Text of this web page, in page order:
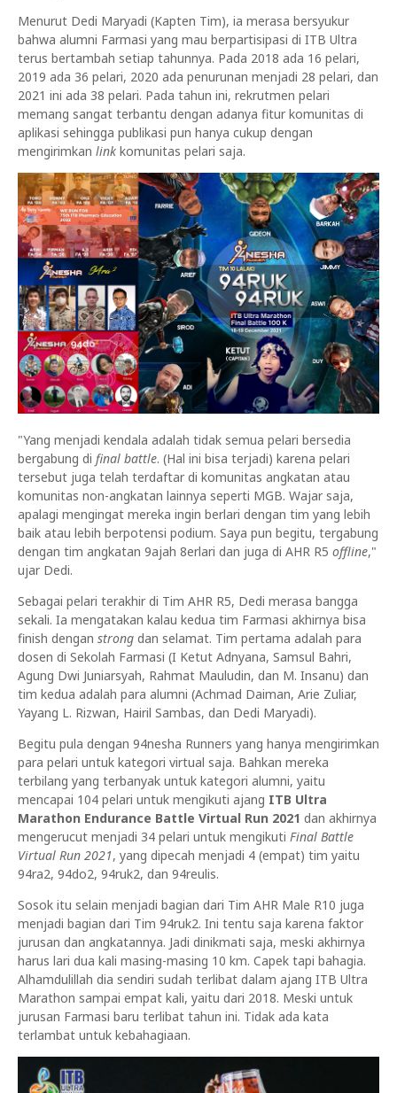
Menurut Dedi Maryadi (Kapten Tim), ia merasa bersyukur
bahwa alumni Farmasi yang mau berpartisipasi di ITB Ultra
terus bertambah setiap tahunnya. Pada 2018 ada 16 pelari,
2019 ada 36 pelari, 2020 ada penurunan menjadi 28 pelari, dan
2021 ini ada 38 pelari. Pada tahun ini, rekrutmen pelari
memang sangat terbantu dengan adanya fitur komunitas di
aplikasi sehingga publikasi pun hanya cukup dengan
mengirimkan link komunitas pelari saja.
"Yang menjadi kendala adalah tidak semua pelari bersedia
bergabung di final battle. (Hal ini bisa terjadi) karena pelari
tersebut juga telah terdaftar di komunitas angkatan atau
komunitas non-angkatan lainnya seperti MGB. Wajar saja,
apalagi mengingat mereka ingin berlari dengan tim yang lebih
baik atau lebih berpotensi podium. Saya pun begitu, tergabung
dengan tim angkatan 9ajah 8erlari dan juga di AHR R5 offline,"
ujar Dedi.
Sebagai pelari terakhir di Tim AHR R5, Dedi merasa bangga
sekali. Ia mengatakan kalau kedua tim Farmasi akhirnya bisa
finish dengan strong dan selamat. Tim pertama adalah para
dosen di Sekolah Farmasi (I Ketut Adnyana, Samsul Bahri,
Agung Dwi Juniarsyah, Rahmat Mauludin, dan M. Insanu) dan
tim kedua adalah para alumni (Achmad Daiman, Arie Zuliar,
Yayang L. Rizwan, Hairil Sambas, dan Dedi Maryadi).
Begitu pula dengan 94nesha Runners yang hanya mengirimkan
para pelari untuk kategori virtual saja. Bahkan mereka
terbilang yang terbanyak untuk kategori alumni, yaitu
mencapai 104 pelari untuk mengikuti ajang ITB Ultra
Marathon Endurance Battle Virtual Run 2021 dan akhirnya
mengerucut menjadi 34 pelari untuk mengikuti Final Battle
Virtual Run 2021, yang dipecah menjadi 4 (empat) tim yaitu
94ra2, 94do2, 94ruk2, dan 94reulis.
Sosok itu selain menjadi bagian dari Tim AHR Male R10 juga
menjadi bagian dari Tim 94ruk2. Ini tentu saja karena faktor
jurusan dan angkatannya. Jadi dinikmati saja, meski akhirnya
harus lari dua kali masing-masing 10 km. Capek tapi bahagia.
Alhamdulillah dia sendiri sudah terlibat dalam ajang ITB Ultra
Marathon sampai empat kali, yaitu dari 2018. Meski untuk
jurusan Farmasi baru terlibat tahun ini. Tidak ada kata
terlambat untuk kebahagiaan.